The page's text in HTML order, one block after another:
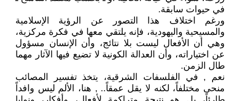
في حيوات سابقة.
ورغم اختلاف هذا التصور عن الرؤية الإسلامية
والمسيحية واليهودية، فإنه يلتقي معها في فكرة مركزية،
وهي أن الأفعال ليست بلا نتائج، وأن الإنسان مسؤول
عن اختياراته، وأن العدالة الكونية لا تضيع فيها الآثار مهما
طال الزمن.
نعم , في الفلسفات الشرقية، يتخذ تفسير المصائب
منحى مختلفاً، لكنه لا يقل عمقاً.. , هنا، الألم ليس وافداً